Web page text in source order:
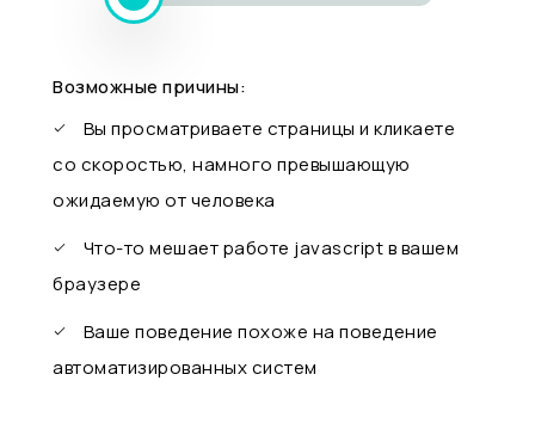
Возможные причины:
Вы просматриваете страницы и кликаете
со скоростью, намного превышающую
ожидаемую от человека
Что-то мешает работе javascript в вашем
браузере
Ваше поведение похоже на поведение
автоматизированных систем